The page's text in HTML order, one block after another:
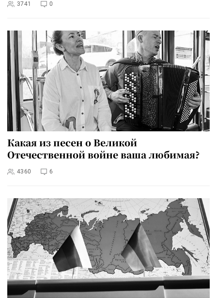
3741 0
Какая из песен о Великой
Отечественной войне ваша любимая?
4360 6